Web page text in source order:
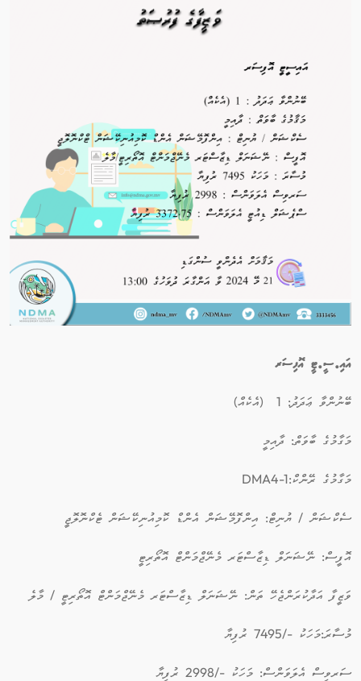
އައި.ސީ.ޓީ އޮފިސަރ
ބޭނުންވާ ޢަދަދު: 1 (އެކެއް)
މަގާމުގެ ބާވަތް: ދާއިމީ
މަގާމުގެ ރޭންކް:DMA4-1
ސެކްޝަން / ޔުނިޓް: އިންފޮމޭޝަން އެންޑް ކޮމިއުނިކޭޝަން ޓެކްނޮލޮޖީ
އޮފީސް: ނޭޝަނަލް ޑިޒާސްޓަރ މެނޭޖްމަންޓް އޮތޯރިޓީ
ވަޒީފާ އަދާކުރަންޖެހޭ ތަން: ނޭޝަނަލް ޑިޒާސްޓަރ މެނޭޖްމަންޓް އޮތޯރިޓީ / މާލެ
މުސާރަ:މަހަކު -/7495 ރުފިޔާ
ސަރވިސް އެލަވަންސް: މަހަކު -/2998 ރުފިޔާ